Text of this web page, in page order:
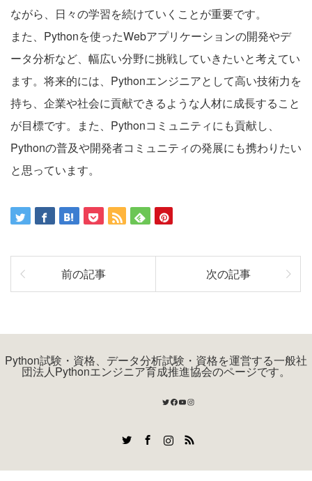
ながら、日々の学習を続けていくことが重要です。
また、Pythonを使ったWebアプリケーションの開発やデ
ータ分析など、幅広い分野に挑戦していきたいと考えてい
ます。将来的には、Pythonエンジニアとして高い技術力を
持ち、企業や社会に貢献できるような人材に成長すること
が目標です。また、Pythonコミュニティにも貢献し、
Pythonの普及や開発者コミュニティの発展にも携わりたい
と思っています。
前の記事 次の記事
Python試験・資格、データ分析試験・資格を運営する一般社
団法人Pythonエンジニア育成推進協会のページです。
Twitter
Facebook
YouTube
Instagram
RSS